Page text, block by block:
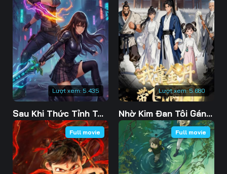
Lượt xem: 5.435
Sau Khi Thức Tỉnh Tôi Đại Khai Sát Giới
Lượt xem:5.680
Nhờ Kim Đan Tôi Gánh Cả Tông Môn
Full movie Full movie